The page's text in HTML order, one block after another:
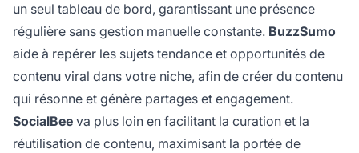
un seul tableau de bord, garantissant une présence
régulière sans gestion manuelle constante. BuzzSumo
aide à repérer les sujets tendance et opportunités de
contenu viral dans votre niche, afin de créer du contenu
qui résonne et génère partages et engagement.
SocialBee va plus loin en facilitant la curation et la
réutilisation de contenu, maximisant la portée de